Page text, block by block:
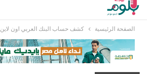
الصفحة الرئيسية كشف حساب البنك العربي اون لاين